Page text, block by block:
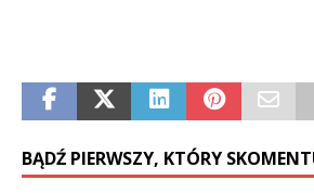
BĄDŹ PIERWSZY, KTÓRY